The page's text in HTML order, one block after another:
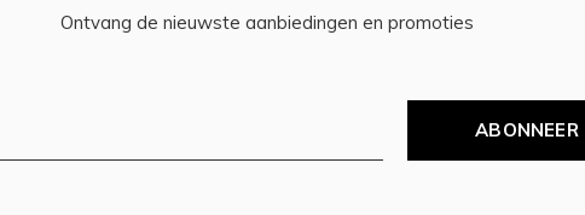
Ontvang de nieuwste aanbiedingen en promoties
ABONNEER